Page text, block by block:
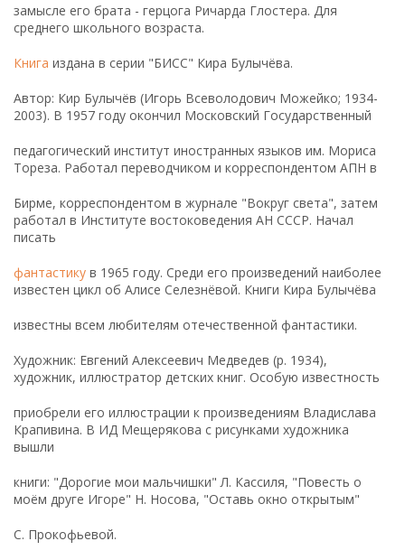
замысле его брата - герцога Ричарда Глостера. Для
среднего школьного возраста.
Книга издана в серии "БИСС" Кира Булычёва.
Автор: Кир Булычёв (Игорь Всеволодович Можейко; 1934-
2003). В 1957 году окончил Московский Государственный
педагогический институт иностранных языков им. Мориса
Тореза. Работал переводчиком и корреспондентом АПН в
Бирме, корреспондентом в журнале "Вокруг света", затем
работал в Институте востоковедения АН СССР. Начал
писать
фантастику в 1965 году. Среди его произведений наиболее
известен цикл об Алисе Селезнёвой. Книги Кира Булычёва
известны всем любителям отечественной фантастики.
Художник: Евгений Алексеевич Медведев (р. 1934),
художник, иллюстратор детских книг. Особую известность
приобрели его иллюстрации к произведениям Владислава
Крапивина. В ИД Мещерякова с рисунками художника
вышли
книги: "Дорогие мои мальчишки" Л. Кассиля, "Повесть о
моём друге Игоре" Н. Носова, "Оставь окно открытым"
С. Прокофьевой.